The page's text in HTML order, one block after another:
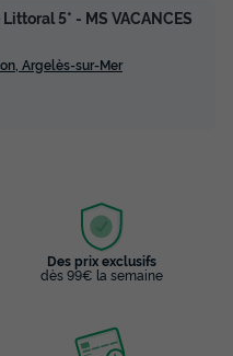
5* - MS VACANCES
Argelès-sur-Mer
Des prix exclusifs
dès 99€ la semaine